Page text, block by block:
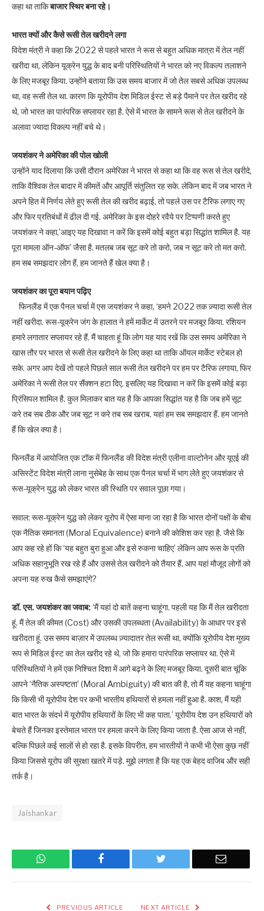
कहा था ताकिबाजार स्थिर बना रहे।
भारत क्यों और कैसे रूसी तेल खरीदने लगा
विदेश मंत्री ने कहा कि 2022 से पहले भारत ने रूस से बहुत अधिक मात्रा में तेल नहीं
खरीदा था, लेकिन यूक्रेन युद्ध के बाद बनी परिस्थितियों ने भारत को नए विकल्प तलाशने
के लिए मजबूर किया. उन्होंने बताया कि उस समय बाजार में जो तेल सबसे अधिक उपलब्ध
था, वह रूसी तेल था. कारण कि यूरोपीय देश मिडिल ईस्ट से बड़े पैमाने पर तेल खरीद रहे
थे, जो भारत का पारंपरिक सप्लायर रहा है. ऐसे में भारत के सामने रूस से तेल खरीदने के
अलावा ज्यादा विकल्प नहीं बचे थे।
जयशंकर ने अमेरिका की पोल खोली
उन्होंने याद दिलाया कि उसी दौरान अमेरिका ने भारत से कहा था कि वह रूस से तेल खरीदे,
ताकि वैश्विक तेल बादार में कीमतें और आपूर्ति संतुलित रह सके. लेकिन बाद में जब भारत ने
अपने हित में निर्णय लेते हुए रूसी तेल की खरीद बढ़ाई, तो पहले उस पर टैरिफ लगाए गए
और फिर प्रतिबंधों में ढील दी गई. अमेरिका के इस दोहरे रवैये पर टिप्पणी करते हुए
जयशंकर ने कहा,’आइए यह दिखावा न करें कि इसमें कोई बहुत बड़ा सिद्धांत शामिल है. यह
पूरा मामला ऑन-ऑफ’ जैसा है. मतलब जब सूट करे तो करो, जब न सूट करे तो मत करो.
हम सब समझदार लोग हैं, हम जानते हैं खेल क्या है।
जयशंकर का पूरा बयान पढ़िए
फिनलैंड में एक पैनल चर्चा में एस जयशंकर ने कहा, ‘हमने 2022 तक ज़्यादा रूसी तेल
नहीं खरीदा. रूस-यूक्रेन जंग के हालात ने हमें मार्केट में उतरने पर मजबूर किया. रशियन
हमारे लगातार सप्लायर रहे हैं. मैं चाहता हूं कि लोग यह याद रखें कि उस समय अमेरिका ने
खास तौर पर भारत से रूसी तेल खरीदने के लिए कहा था ताकि ऑयल मार्केट स्टेबल हो
सके. अगर आप देखें तो पहले पिछले साल रूसी तेल खरीदने पर हम पर टैरिफ लगाया, फिर
अमेरिका ने रूसी तेल पर सैंक्शन हटा दिए. इसलिए यह दिखावा न करें कि इसमें कोई बड़ा
प्रिंसिपल शामिल है. कुल मिलाकर बात यह है कि आपका सिद्धांत यह है कि जब हमें सूट
करे तब सब ठीक और जब सूट न करे तब सब खराब. यहां हम सब समझदार हैं. हम जानते
हैं कि खेल क्या है।
फिनलैंड में आयोजित एक टॉक में फिनलैंड की विदेश मंत्री एलीना वाल्टोनेन और यूएई की
असिस्टेंट विदेश मंत्री लाना नुसेबेह के साथ एक पैनल चर्चा में भाग लेते हुए जयशंकर से
रूस-यूक्रेन युद्ध को लेकर भारत की स्थिति पर सवाल पूछा गया।
सवाल: रूस-यूक्रेन युद्ध को लेकर यूरोप में ऐसा माना जा रहा है कि भारत दोनों पक्षों के बीच
एक नैतिक समानता (Moral Equivalence) बनाने की कोशिश कर रहा है. जैसे कि
आप कह रहे हों कि ‘यह बहुत बुरा हुआ और इसे रुकना चाहिए’ लेकिन आप रूस के प्रति
अधिक सहानुभूति रख रहे हैं और उससे तेल खरीदने को तैयार हैं. आप यहां मौजूद लोगों को
अपना यह रुख कैसे समझाएंगे?
डॉ. एस. जयशंकर का जवाब: ‘मैं यहां दो बातें कहना चाहूंगा. पहली यह कि मैं तेल खरीदता
हूं. मैं तेल की कीमत (Cost) और उसकी उपलब्धता (Availability) के आधार पर इसे
खरीदता हूं. उस समय बाज़ार में उपलब्ध ज़्यादातर तेल रूसी था, क्योंकि यूरोपीय देश मुख्य
रूप से मिडिल ईस्ट का तेल खरीद रहे थे, जो कि हमारा पारंपरिक सप्लायर था. ऐसे में
परिस्थितियों ने हमें एक निश्चित दिशा में आगे बढ़ने के लिए मजबूर किया. दूसरी बात चूंकि
आपने ‘नैतिक अस्पष्टता’ (Moral Ambiguity) की बात की है, तो मैं यह कहना चाहूंगा
कि किसी भी यूरोपीय देश पर कभी भारतीय हथियारों से हमला नहीं हुआ है. काश, मैं यही
बात भारत के संदर्भ में यूरोपीय हथियारों के लिए भी कह पाता.’ यूरोपीय देश उन हथियारों को
बेचते हैं जिनका इस्तेमाल भारत पर हमला करने के लिए किया जाता है. ऐसा आज से नहीं,
बल्कि पिछले कई सालों से हो रहा है. इसके विपरीत, हम भारतीयों ने कभी भी ऐसा कुछ नहीं
किया जिससे यूरोप की सुरक्षा खतरे में पड़े. मुझे लगता है कि यह एक बेहद वाजिब और सही
तर्क है।
Jaishankar
WhatsApp Facebook Twitter Email
PREVIOUS ARTICLE NEXT ARTICLE